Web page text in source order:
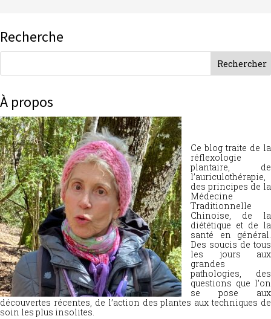
Recherche
À propos
Ce blog traite de la
réflexologie
plantaire, de
l’auriculothérapie,
des principes de la
Médecine
Traditionnelle
Chinoise, de la
diététique et de la
santé en général.
Des soucis de tous
les jours aux
grandes
pathologies, des
questions que l’on
se pose aux
découvertes récentes, de l’action des plantes aux techniques de
soin les plus insolites.